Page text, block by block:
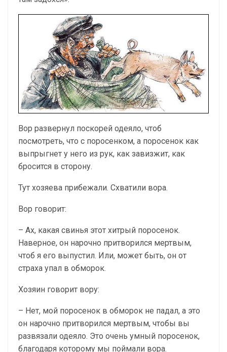
Вор развернул поскорей одеяло, чтоб
посмотреть, что с поросенком, а поросенок как
выпрыгнет у него из рук, как завизжит, как
бросится в сторону.
Тут хозяева прибежали. Схватили вора.
Вор говорит:
– Ах, какая свинья этот хитрый поросенок.
Наверное, он нарочно притворился мертвым,
чтоб я его выпустил. Или, может быть, он от
страха упал в обморок.
Хозяин говорит вору:
– Нет, мой поросенок в обморок не падал, а это
он нарочно притворился мертвым, чтобы вы
развязали одеяло. Это очень умный поросенок,
благодаря которому мы поймали вора.